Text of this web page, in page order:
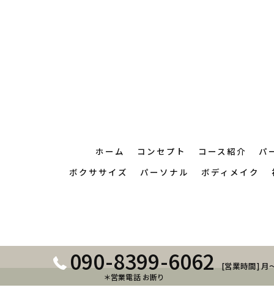
090-8399-6062
＊営業電話 お断り
[営業時間] 月
ホーム コンセプト コース紹介
パ
ボクササイズ
パーソナル ボディメイク